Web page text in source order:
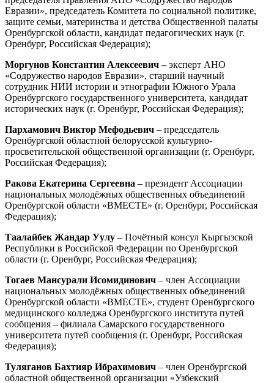
Евразии», председатель Комитета по социальной политике,
защите семьи, материнства и детства Общественной палаты
Оренбургской области, кандидат педагогических наук (г.
Оренбург, Российская Федерация);
Моргунов Константин Алексеевич –эксперт АНО
«Содружество народов Евразии», старший научный
сотрудник НИИ истории и этнографии Южного Урала
Оренбургского государственного университета, кандидат
исторических наук (г. Оренбург, Российская Федерация);
Пархамович Виктор Мефодьевич – председатель
Оренбургской областной белорусской культурно-
просветительской общественной организации (г. Оренбург,
Российская Федерация);
Ракова Екатерина Сергеевна – президент Ассоциации
национальных молодёжных общественных объединений
Оренбургской области «ВМЕСТЕ» (г. Оренбург, Российская
Федерация);
Таалайбек Жандар Уулу – Почётный консул Кыргызской
Республики в Российской Федерации по Оренбургской
области (г. Оренбург, Российская Федерация);
Тогаев Мансурали Исомидинович – член Ассоциации
национальных молодёжных общественных объединений
Оренбургской области «ВМЕСТЕ», студент Оренбургского
медицинского колледжа Оренбургского института путей
сообщения – филиала Самарского государственного
университета путей сообщения (г. Оренбург, Российская
Федерация);
Туляганов Бахтияр Ибрахимович – член Оренбургской
областной общественной организации «Узбекский